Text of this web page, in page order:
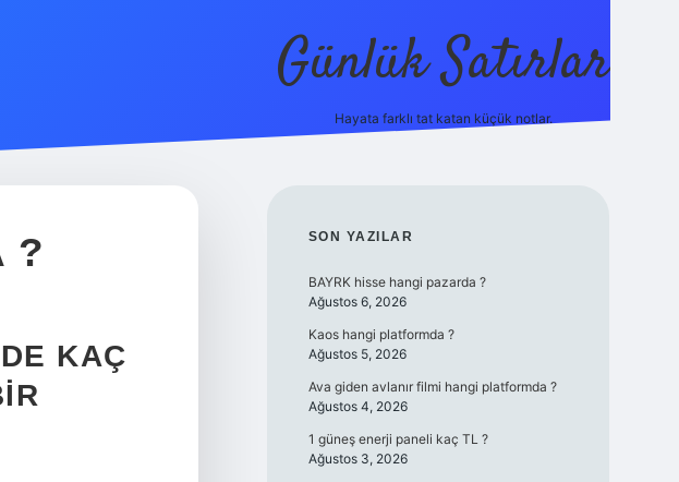
Günlük Satırlar
Hayata farklı tat katan küçük notlar.
?
KAÇ
SIDEBAR
SON YAZILAR
BAYRK hisse hangi pazarda ?
Ağustos 6, 2026
Kaos hangi platformda ?
Ağustos 5, 2026
Ava giden avlanır filmi hangi platformda ?
Ağustos 4, 2026
1 güneş enerji paneli kaç TL ?
Ağustos 3, 2026